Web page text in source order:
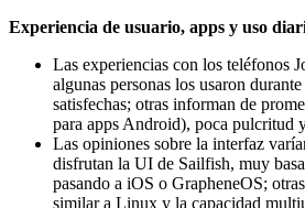
Experiencia de usuario, apps y uso
Las experiencias con los teléfonos
algunas personas los usaron
satisfechas; otras informan de
para apps Android), poca pulcritud
Las opiniones sobre la interfaz
disfrutan la UI de Sailfish, muy
pasando a iOS o GrapheneOS;
similar a Linux y la capacidad